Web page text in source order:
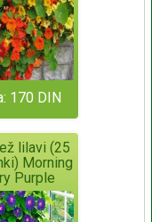
170 DIN
lilavi (25
Morning
Purple